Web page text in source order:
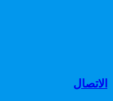
الاتصال